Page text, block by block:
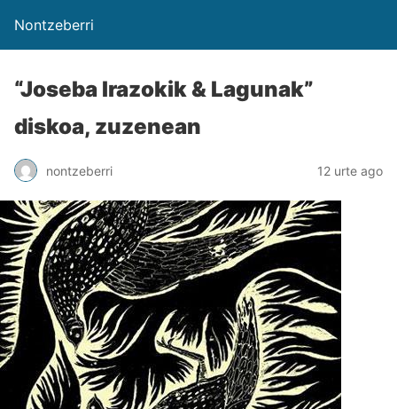
Nontzeberri
“Joseba Irazokik & Lagunak”
diskoa, zuzenean
nontzeberri 12 urte ago